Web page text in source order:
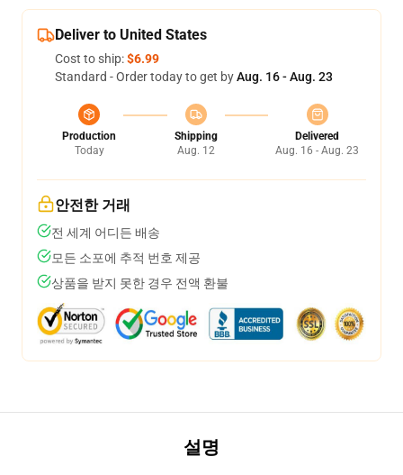
Deliver to United States
Cost to ship:$6.99
Standard - Order today to get byAug. 16 - Aug. 23
Production
Today
Shipping
Aug. 12
Delivered
Aug. 16 - Aug. 23
안전한 거래
전 세계 어디든 배송
모든 소포에 추적 번호 제공
상품을 받지 못한 경우 전액 환불
설명